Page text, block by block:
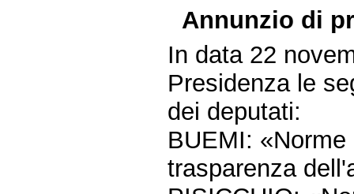
Annunzio di
In data 22
Presidenza le
dei deputati:
BUEMI:
trasparenza